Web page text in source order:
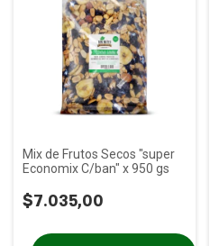
Mix de Frutos Secos "super
Economix C/ban" x 950 gs
$7.035,00